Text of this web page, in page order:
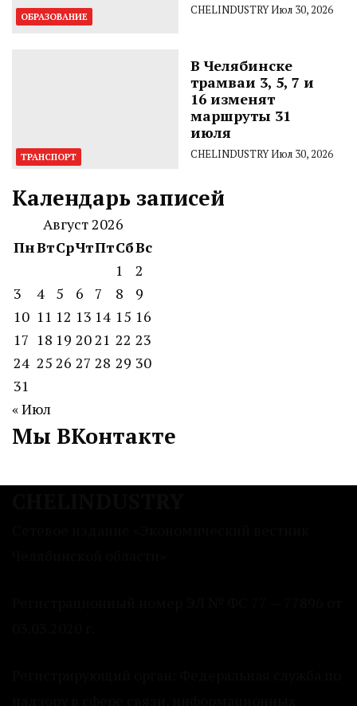
ОБРАЗОВАНИЕ CHELINDUSTRYИюл 30, 2026
ТРАНСПОРТ
В Челябинске
трамваи 3, 5, 7 и
16 изменят
маршруты 31
июля
CHELINDUSTRYИюл 30, 2026
Календарь записей
Август 2026
ПнВтСрЧтПтСбВс
1
2
3
4 5 6 7 8
9
10 11 12 13 14 15 16
17 18 19 2021 22 23
24 25 26 27 28 29 30
31
« Июл
Мы ВКонтакте